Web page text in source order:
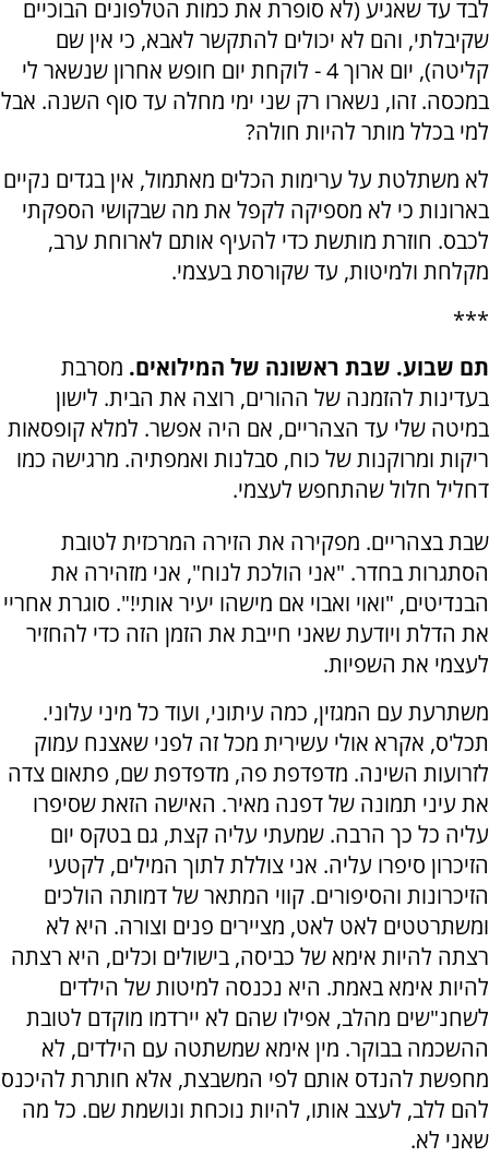
לבד עד שאגיע (לא סופרת את כמות הטלפונים הבוכיים
שקיבלתי, והם לא יכולים להתקשר לאבא, כי אין שם
קליטה), יום ארוך 4 - לוקחת יום חופש אחרון שנשאר לי
במכסה. זהו, נשארו רק שני ימי מחלה עד סוף השנה. אבל
למי בכלל מותר להיות חולה?
לא משתלטת על ערימות הכלים מאתמול, אין בגדים נקיים
בארונות כי לא מספיקה לקפל את מה שבקושי הספקתי
לכבס. חוזרת מותשת כדי להעיף אותם לארוחת ערב,
מקלחת ולמיטות, עד שקורסת בעצמי.
***
תם שבוע. שבת ראשונה של המילואים. מסרבת
בעדינות להזמנה של ההורים, רוצה את הבית. לישון
במיטה שלי עד הצהריים, אם היה אפשר. למלא קופסאות
ריקות ומרוקנות של כוח, סבלנות ואמפתיה. מרגישה כמו
דחליל חלול שהתחפש לעצמי.
שבת בצהריים. מפקירה את הזירה המרכזית לטובת
הסתגרות בחדר. "אני הולכת לנוח", אני מזהירה את
הבנדיטים, "ואוי ואבוי אם מישהו יעיר אותי!". סוגרת אחריי
את הדלת ויודעת שאני חייבת את הזמן הזה כדי להחזיר
לעצמי את השפיות.
משתרעת עם המגזין, כמה עיתוני, ועוד כל מיני עלוני.
תכל'ס, אקרא אולי עשירית מכל זה לפני שאצנח עמוק
לזרועות השינה. מדפדפת פה, מדפדפת שם, פתאום צדה
את עיני תמונה של דפנה מאיר. האישה הזאת שסיפרו
עליה כל כך הרבה. שמעתי עליה קצת, גם בטקס יום
הזיכרון סיפרו עליה. אני צוללת לתוך המילים, לקטעי
הזיכרונות והסיפורים. קווי המתאר של דמותה הולכים
ומשתרטטים לאט לאט, מציירים פנים וצורה. היא לא
רצתה להיות אימא של כביסה, בישולים וכלים, היא רצתה
להיות אימא באמת. היא נכנסה למיטות של הילדים
לשחנ"שים מהלב, אפילו שהם לא יירדמו מוקדם לטובת
ההשכמה בבוקר. מין אימא שמשתטה עם הילדים, לא
מחפשת להנדס אותם לפי המשבצת, אלא חותרת להיכנס
להם ללב, לעצב אותו, להיות נוכחת ונושמת שם. כל מה
שאני לא.